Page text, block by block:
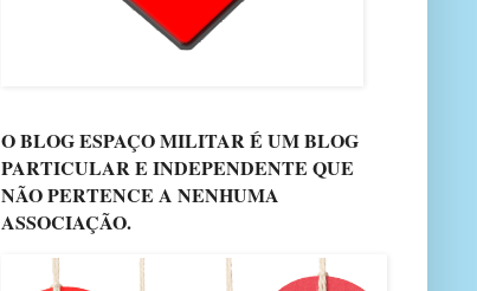
O BLOG ESPAÇO MILITAR É UM BLOG
PARTICULAR E INDEPENDENTE QUE
NÃO PERTENCE A NENHUMA
ASSOCIAÇÃO.